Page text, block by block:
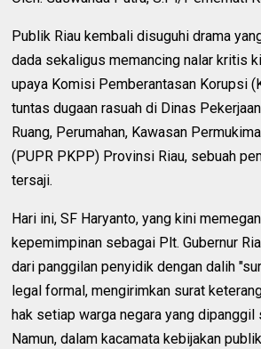
Publik Riau kembali disuguhi drama
dada sekaligus memancing nalar kritis
upaya Komisi Pemberantasan Korupsi
tuntas dugaan rasuah di Dinas
Ruang, Perumahan, Kawasan
(PUPR PKPP) Provinsi Riau, sebuah
tersaji.
Hari ini, SF Haryanto, yang kini
kepemimpinan sebagai Plt. Gubernur
dari panggilan penyidik dengan dalih
legal formal, mengirimkan surat
hak setiap warga negara yang dipanggil
Namun, dalam kacamata kebijakan